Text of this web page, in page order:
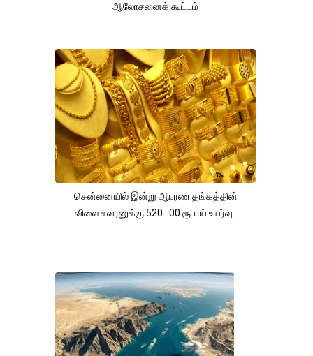
ஆலோசனைக் கூட்டம்
சென்னையில் இன்று ஆபரண தங்கத்தின்
விலை சவரனுக்கு 520. .00 ரூபாய் உயர்வு .